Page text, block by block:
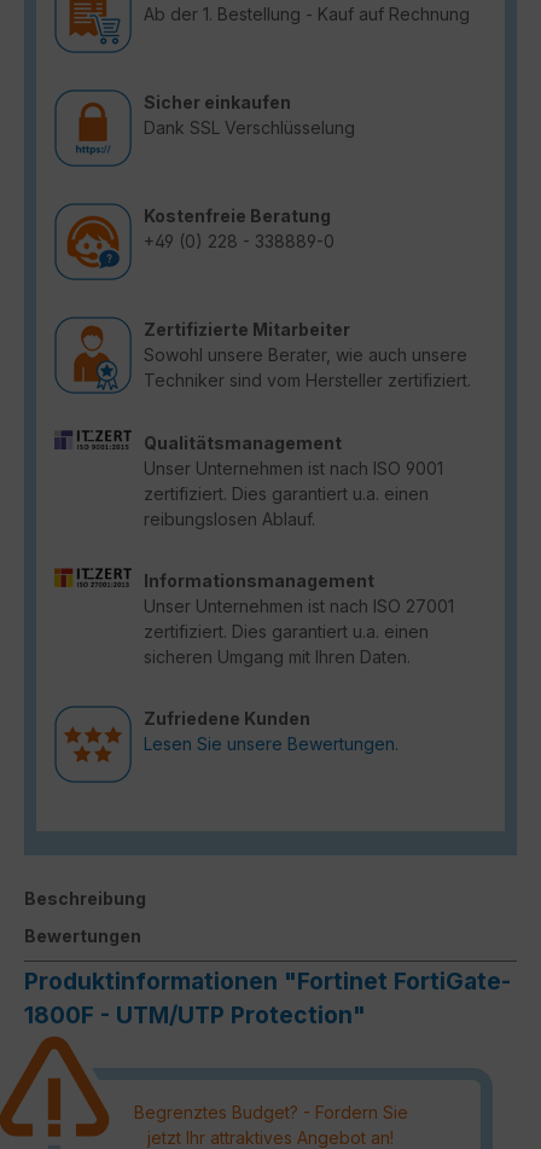
Ab der 1. Bestellung - Kauf auf Rechnung
Sicher einkaufen
Dank SSL Verschlüsselung
Kostenfreie Beratung
+49 (0) 228 - 338889-0
Zertifizierte Mitarbeiter
Sowohl unsere Berater, wie auch unsere
Techniker sind vom Hersteller zertifiziert.
Qualitätsmanagement
Unser Unternehmen ist nach ISO 9001
zertifiziert. Dies garantiert u.a. einen
reibungslosen Ablauf.
Informationsmanagement
Unser Unternehmen ist nach ISO 27001
zertifiziert. Dies garantiert u.a. einen
sicheren Umgang mit Ihren Daten.
Zufriedene Kunden
Lesen Sie unsere Bewertungen.
Beschreibung
Bewertungen
Produktinformationen "Fortinet FortiGate-
1800F - UTM/UTP Protection"
Begrenztes Budget? - Fordern Sie
jetzt Ihr attraktives Angebot an!